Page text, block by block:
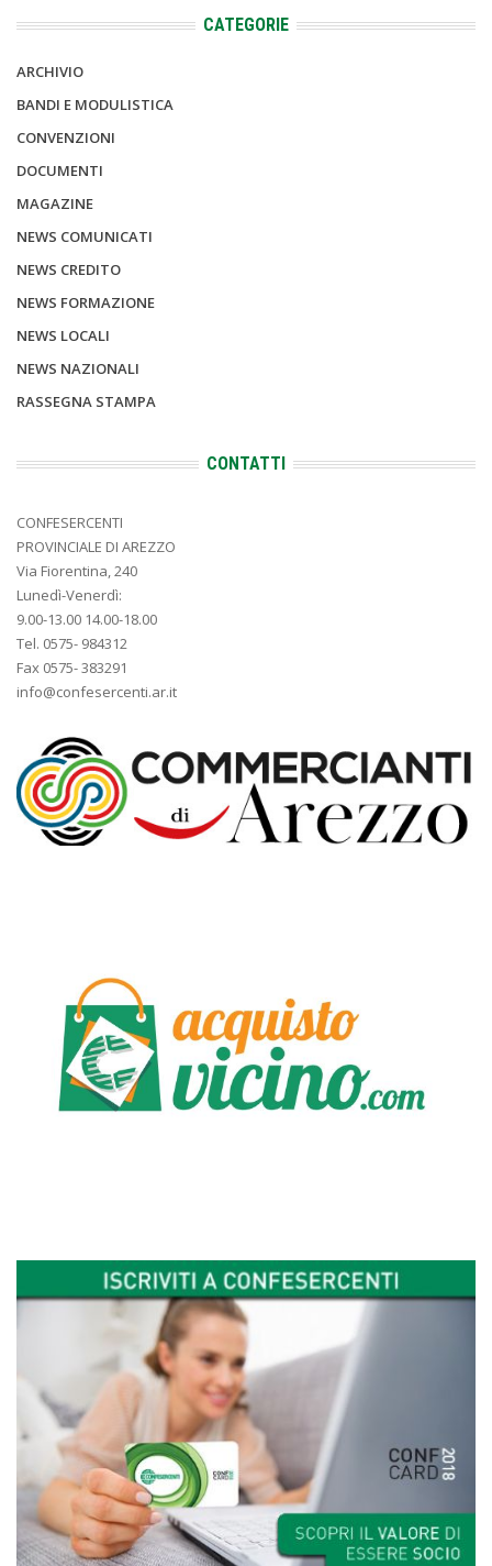
CATEGORIE
ARCHIVIO
BANDI E MODULISTICA
CONVENZIONI
DOCUMENTI
MAGAZINE
NEWS COMUNICATI
NEWS CREDITO
NEWS FORMAZIONE
NEWS LOCALI
NEWS NAZIONALI
RASSEGNA STAMPA
CONTATTI
CONFESERCENTI
PROVINCIALE DI AREZZO
Via Fiorentina, 240
Lunedì-Venerdì:
9.00-13.00 14.00-18.00
Tel. 0575- 984312
Fax 0575- 383291
info@confesercenti.ar.it